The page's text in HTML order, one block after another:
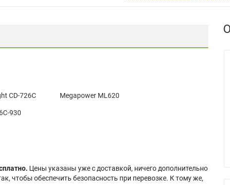
CD-726C Megapower ML620
930
Цены указаны уже с доставкой, ничего дополнительно
чтобы обеспечить безопасность при перевозке. К тому же,